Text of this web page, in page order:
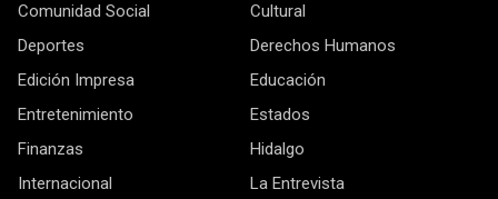
Comunidad Social
Cultural
Deportes
Derechos Humanos
Edición Impresa
Educación
Entretenimiento
Estados
Finanzas
Hidalgo
Internacional
La Entrevista